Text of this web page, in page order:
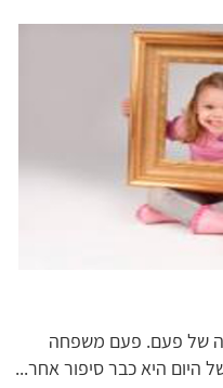
של פעם. פעם משפחה
היום היא כבר סיפור אחר...